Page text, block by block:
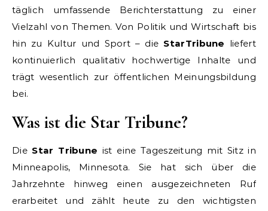
täglich umfassende Berichterstattung zu einer
Vielzahl von Themen. Von Politik und Wirtschaft bis
hin zu Kultur und Sport – die StarTribune liefert
kontinuierlich qualitativ hochwertige Inhalte und
trägt wesentlich zur öffentlichen Meinungsbildung
bei.
Was ist die Star Tribune?
Die Star Tribune ist eine Tageszeitung mit Sitz in
Minneapolis, Minnesota. Sie hat sich über die
Jahrzehnte hinweg einen ausgezeichneten Ruf
erarbeitet und zählt heute zu den wichtigsten